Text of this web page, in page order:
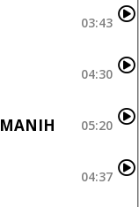
03:43
04:30
05:20
04:37